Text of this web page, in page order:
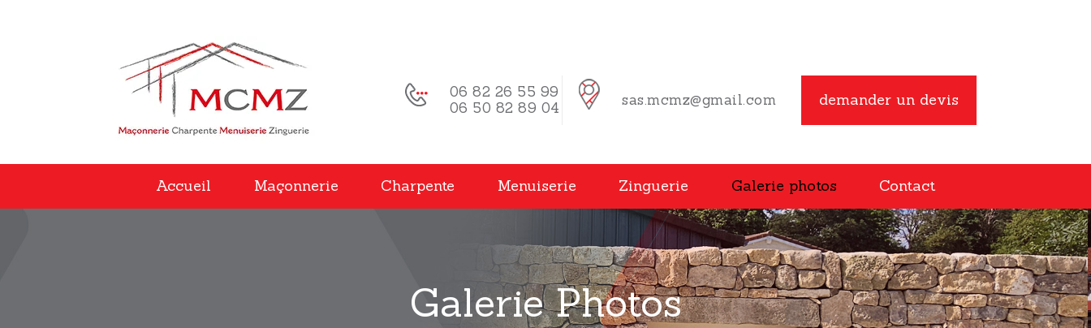
06 82 26 55 99
06 50 82 89 04
sas.mcmz@gmail.com demander un devis
Accueil Maçonnerie Charpente Menuiserie Zinguerie Galerie photos Contact
Galerie Photos